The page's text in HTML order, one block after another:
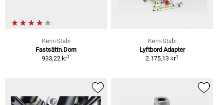
Kern-Stabi
Fastsättn.Dorn
933,22 kr1
Kern-Stabi
Lyftbord Adapter
2 175,13 kr1